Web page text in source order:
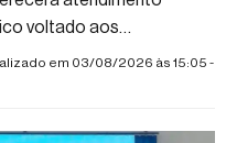
voltado aos
em 03/08/2026 às 15:05 -